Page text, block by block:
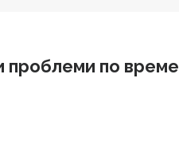
проблеми по време